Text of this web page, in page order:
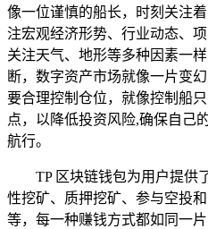
像一位谨慎的船长，时刻关注
注宏观经济形势、行业动态、
关注天气、地形等多种因素一
断，数字资产市场就像一片变
要合理控制仓位，就像控制船
点，以降低投资风险,确保自己
航行。
TP 区块链钱包为用户提供
性挖矿、质押挖矿、参与空投
等，每一种赚钱方式都如同一